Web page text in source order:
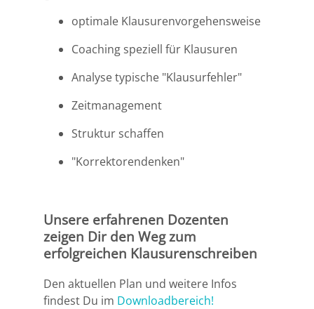
optimale Klausurenvorgehensweise
Coaching speziell für Klausuren
Analyse typische "Klausurfehler"
Zeitmanagement
Struktur schaffen
"Korrektorendenken"
Unsere erfahrenen Dozenten
zeigen Dir den Weg zum
erfolgreichen Klausurenschreiben
Den aktuellen Plan und weitere Infos
findest Du im Downloadbereich!
Frankfurt/Main
Frankfurt/O.
Gießen
Greifswald